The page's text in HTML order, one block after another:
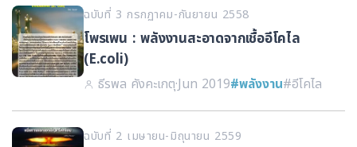
ฉบับที่ 3 กรกฏาคม-กันยายน 2558
โพรเพน : พลังงานสะอาดจากเชื้ออีโคไล
(E.coli)
ธีรพล คังคะเกตุ·Jun 2019#พลังงาน#อีโคไล
ฉบับที่ 2 เมษายน-มิถุนายน 2559